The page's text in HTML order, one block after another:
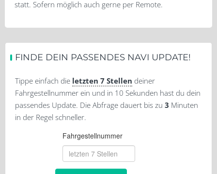
statt. Sofern möglich auch gerne per Remote.
FINDE DEIN PASSENDES NAVI UPDATE!
Tippe einfach die letzten 7 Stellen deiner
Fahrgestellnummer ein und in 10 Sekunden hast du dein
passendes Update. Die Abfrage dauert bis zu 3 Minuten
in der Regel schneller.